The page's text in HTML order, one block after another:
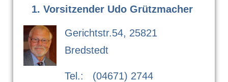
1. Vorsitzender Udo Grützmacher
Gerichtstr.54, 25821
Bredstedt
Tel.: (04671) 2744